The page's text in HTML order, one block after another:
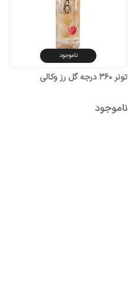
ناموجود
تونر 360 درجه گل رز وکالی
ناموجود